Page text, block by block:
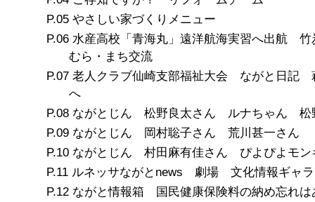
やさしい家づくりメニュー
水産高校「青海丸」遠洋航海実習へ出航 竹
むら・まち交流
老人クラブ仙崎支部福祉大会 ながと日記
へ
ながとじん 松野良太さん ルナちゃん 松
ながとじん 岡村聡子さん 荒川甚一さん
ながとじん 村田麻有佳さん ぴよぴよモン
ルネッサながとnews 劇場 文化情報ギャ
ながと情報箱 国民健康保険料の納め忘れは